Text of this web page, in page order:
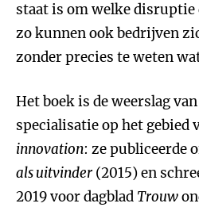
staat is om welke disruptie
zo kunnen ook bedrijven
zonder precies te weten
Het boek is de weerslag
specialisatie op het gebied
innovation: ze publiceerde
als uitvinder(2015) en
2019 voor dagblad Trouw